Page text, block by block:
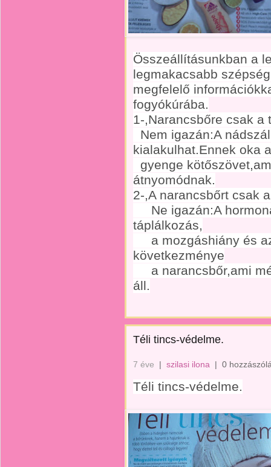
Összeállításunkban a
legmakacsabb
megfelelő
fogyókúrába.
1-,Narancsbőre csak a
Nem igazán:A
kialakulhat.Ennek oka
gyenge
átnyomódnak.
2-,A narancsbőrt csak
Ne igazán:A
táplálkozás,
a mozgáshiány és
következménye
a narancsbőr,ami
áll.
Téli tincs-védelme.
7 éve | szilasi ilona | 0
Téli tincs-védelme.